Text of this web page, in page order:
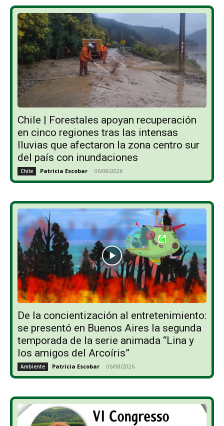
Chile | Forestales apoyan recuperación
en cinco regiones tras las intensas
lluvias que afectaron la zona centro sur
del país con inundaciones
Chile Patricia Escobar - 06/08/2026
De la concientización al entretenimiento:
se presentó en Buenos Aires la segunda
temporada de la serie animada “Lina y
los amigos del Arcoíris”
Ambiente Patricia Escobar - 06/08/2026